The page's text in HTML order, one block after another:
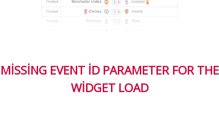
MISSING EVENT ID PARAMETER FOR THE
WIDGET LOAD